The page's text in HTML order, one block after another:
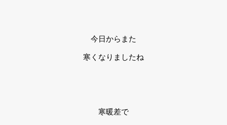
今日からまた
寒くなりましたね
寒暖差で